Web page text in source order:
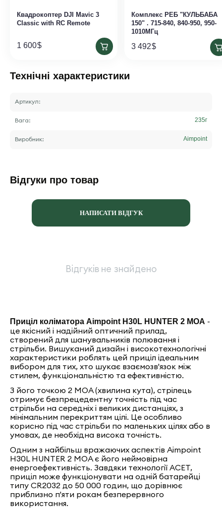
Квадрокоптер DJI Mavic 3
Classic with RC Remote
1 600$
Комплекс РЕБ "КУЛЬБАБА
150" . 715-840, 840-950, 950-
1010МГц
3 492$
Технічні характеристики
Артикул:
Вага: 235г
Виробник: Aimpoint
Відгуки про товар
НАПИСАТИ ВІДГУК
Відгуків не знайдено
Приціл коліматора Aimpoint H30L HUNTER 2 MOA -
це якісний і надійний оптичний прилад,
створений для шанувальників полювання і
стрільби. Вишуканий дизайн і високотехнологічні
характеристики роблять цей приціл ідеальним
вибором для тих, хто шукає взаємозв'язок між
стилем, функціональністю та ефективністю.
З його точкою 2 MOA (хвилина кута), стрілець
отримує безпрецедентну точність під час
стрільби на середніх і великих дистанціях, з
мінімальним перекриттям цілі. Це особливо
корисно під час стрільби по маленьких цілях або в
умовах, де необхідна висока точність.
Одним з найбільш вражаючих аспектів Aimpoint
H30L HUNTER 2 MOA є його неймовірна
енергоефективність. Завдяки технології ACET,
приціл може функціонувати на одній батарейці
типу CR2032 до 50 000 годин, що дорівнює
приблизно п'яти рокам безперервного
використання.